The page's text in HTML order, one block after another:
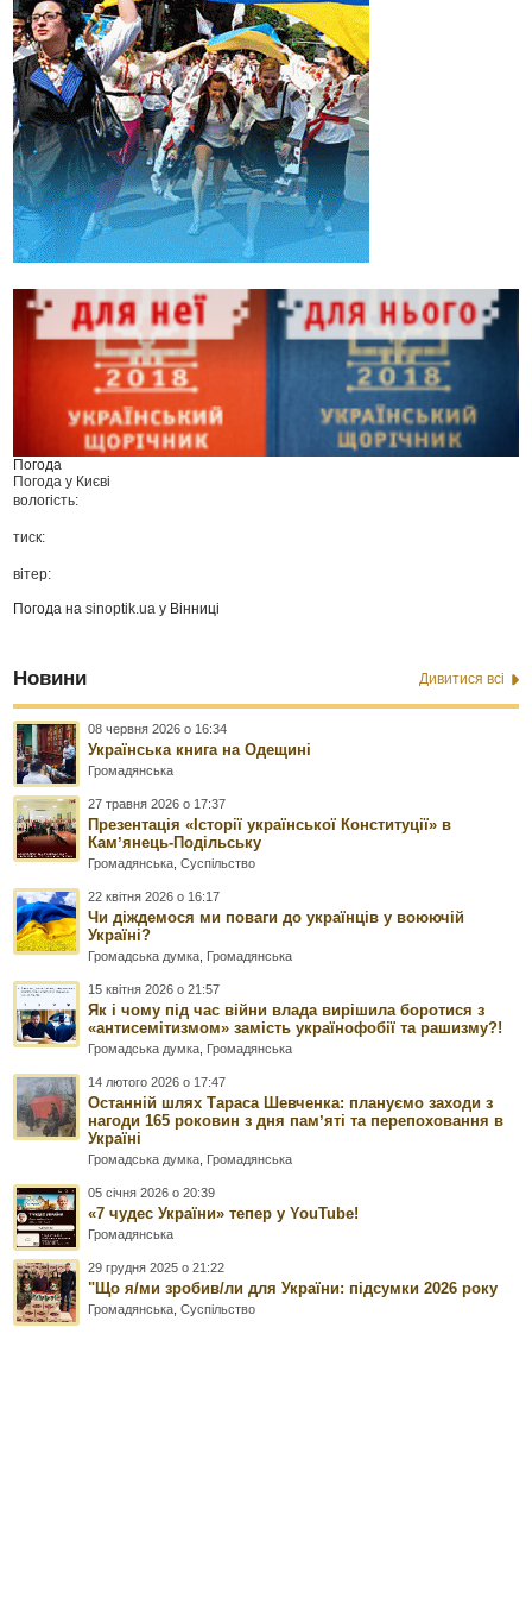
Погода
Погода у Києві
вологість:
тиск:
вітер:
Погода наsinoptik.ua у Вінниці
Новини Дивитися всі
08 червня 2026 о 16:34
Українська книга на Одещині
Громадянська
27 травня 2026 о 17:37
Презентація «Історії української Конституції» в
Камʼянець-Подільську
Громадянська ,Суспільство
22 квітня 2026 о 16:17
Чи діждемося ми поваги до українців у воюючій
Україні?
Громадська думка Громадянська
15 квітня 2026 о 21:57
Як і чому під час війни влада вирішила боротися з
«антисемітизмом» замість українофобії та рашизму?!
Громадська думка Громадянська
14 лютого 2026 о 17:47
Останній шлях Тараса Шевченка: плануємо заходи з
нагоди 165 роковин з дня памʼяті та перепоховання в
Україні
Громадська думка Громадянська
05 січня 2026 о 20:39
«7 чудес України» тепер у YouTube!
Громадянська
29 грудня 2025 о 21:22
"Що я/ми зробив/ли для України: підсумки 2026 року
Громадянська ,Суспільство